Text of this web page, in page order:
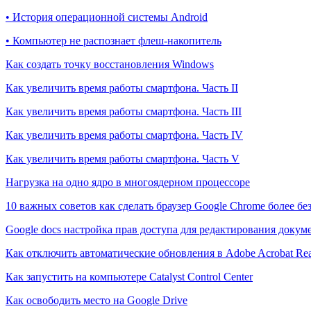
• История операционной системы Android
• Компьютер не распознает флеш-накопитель
Как создать точку восстановления Windows
Как увеличить время работы смартфона. Часть II
Как увеличить время работы смартфона. Часть III
Как увеличить время работы смартфона. Часть IV
Как увеличить время работы смартфона. Часть V
Нагрузка на одно ядро в многоядерном процессоре
10 важных советов как сделать браузер Google Chrome более
Google docs настройка прав доступа для редактирования
Как отключить автоматические обновления в Adobe Acrobat
Как запустить на компьютере Catalyst Control Center
Как освободить место на Google Drive